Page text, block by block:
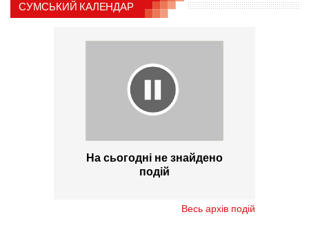
СУМСЬКИЙ КАЛЕНДАР
На сьогодні не знайдено
подій
Весь архів подій